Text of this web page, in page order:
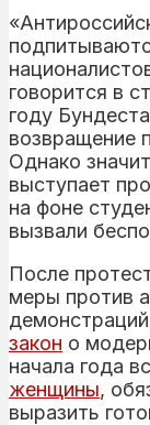
говорится в
году
возвращение
Однако
выступает
на фоне
вызвали
После
меры против
закон о
начала года
женщины,
выразить